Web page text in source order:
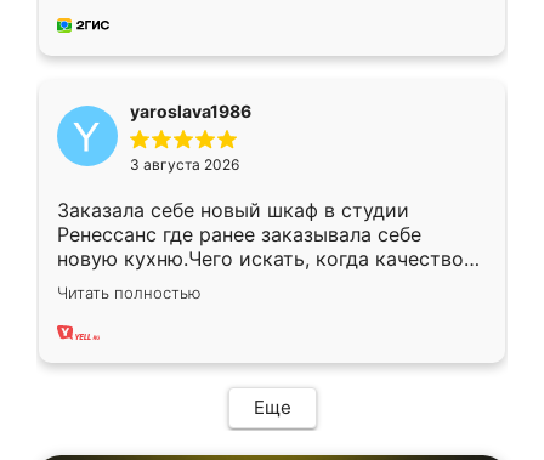
мебель за качественную работу!
yaroslava1986
3 августа 2026
Заказала себе новый шкаф в студии
Ренессанс где ранее заказывала себе
новую кухню.Чего искать, когда качеством
вполне довольна. Служит кухня уже почти
два года, нареканий нет.
Читать полностью
Еще